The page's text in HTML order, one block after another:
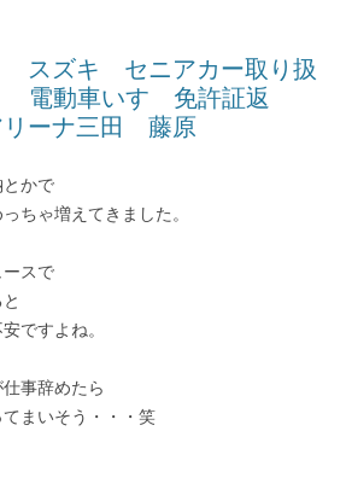
スズキ セニアカー取り扱
電動車いす 免許証返
ーナ三田 藤原
かで
ちゃ増えてきました。
スで
ですよね。
事辞めたら
まいそう・・・笑